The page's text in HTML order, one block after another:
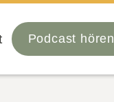
Podcast hören